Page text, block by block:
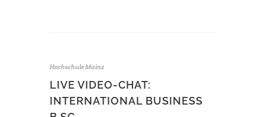
Hochschule Mainz
LIVE VIDEO-CHAT:
INTERNATIONAL BUSINESS